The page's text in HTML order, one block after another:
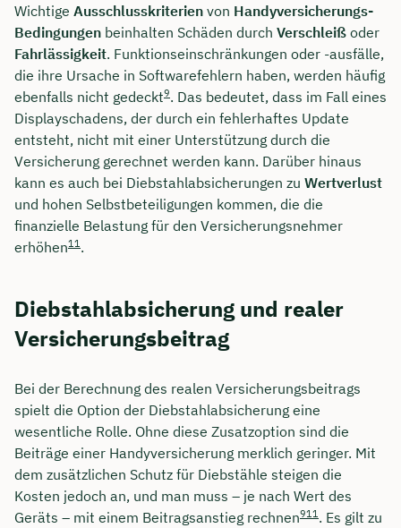
Wichtige Ausschlusskriterien von Handyversicherungs-
Bedingungen beinhalten Schäden durch Verschleiß oder
Fahrlässigkeit. Funktionseinschränkungen oder -ausfälle,
die ihre Ursache in Softwarefehlern haben, werden häufig
ebenfalls nicht gedeckt9. Das bedeutet, dass im Fall eines
Displayschadens, der durch ein fehlerhaftes Update
entsteht, nicht mit einer Unterstützung durch die
Versicherung gerechnet werden kann. Darüber hinaus
kann es auch bei Diebstahlabsicherungen zu Wertverlust
und hohen Selbstbeteiligungen kommen, die die
finanzielle Belastung für den Versicherungsnehmer
erhöhen11.
Diebstahlabsicherung und realer
Versicherungsbeitrag
Bei der Berechnung des realen Versicherungsbeitrags
spielt die Option der Diebstahlabsicherung eine
wesentliche Rolle. Ohne diese Zusatzoption sind die
Beiträge einer Handyversicherung merklich geringer. Mit
dem zusätzlichen Schutz für Diebstähle steigen die
Kosten jedoch an, und man muss – je nach Wert des
Geräts – mit einem Beitragsanstieg rechnen911. Es gilt zu